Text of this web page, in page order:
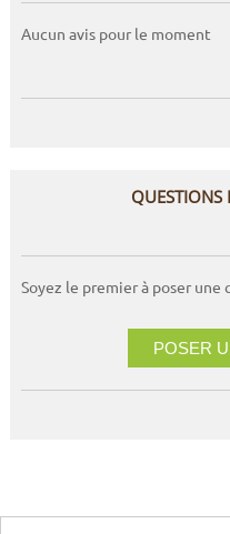
Aucun avis pour le moment
QUESTIONS
Soyez le premier à poser une
POSER